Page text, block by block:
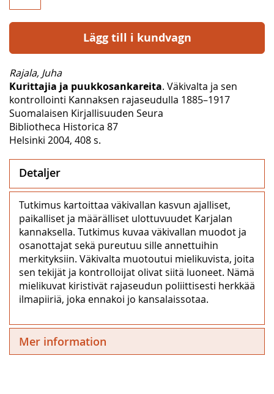
Lägg till i kundvagn
Rajala, Juha
Kurittajia ja puukkosankareita. Väkivalta ja sen
kontrollointi Kannaksen rajaseudulla 1885–1917
Suomalaisen Kirjallisuuden Seura
Bibliotheca Historica 87
Helsinki 2004, 408 s.
Detaljer
Tutkimus kartoittaa väkivallan kasvun ajalliset,
paikalliset ja määrälliset ulottuvuudet Karjalan
kannaksella. Tutkimus kuvaa väkivallan muodot ja
osanottajat sekä pureutuu sille annettuihin
merkityksiin. Väkivalta muotoutui mielikuvista, joita
sen tekijät ja kontrolloijat olivat siitä luoneet. Nämä
mielikuvat kiristivät rajaseudun poliittisesti herkkää
ilmapiiriä, joka ennakoi jo kansalaissotaa.
Mer information